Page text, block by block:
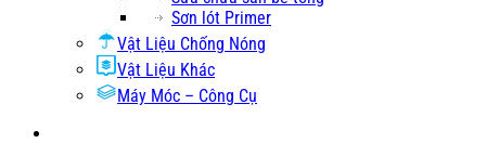
Sơn lót Primer
Vật Liệu Chống Nóng
Vật Liệu Khác
Máy Móc – Công Cụ